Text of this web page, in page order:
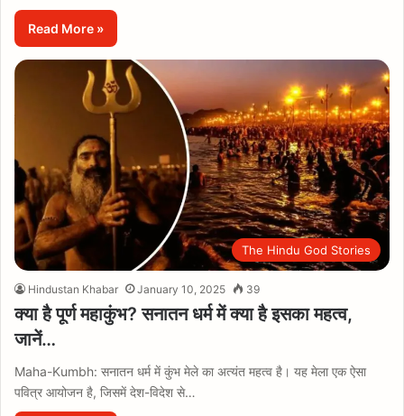
Read More »
The Hindu God Stories
Hindustan Khabar January 10, 2025 39
क्या है पूर्ण महाकुंभ? सनातन धर्म में क्या है इसका महत्व,
जानें…
Maha-Kumbh: सनातन धर्म में कुंभ मेले का अत्यंत महत्व है। यह मेला एक ऐसा
पवित्र आयोजन है, जिसमें देश-विदेश से…